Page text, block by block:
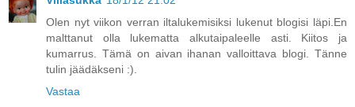
Olen nyt viikon verran iltalukemisiksi lukenut blogisi läpi.En
malttanut olla lukematta alkutaipaleelle asti. Kiitos ja
kumarrus. Tämä on aivan ihanan valloittava blogi. Tänne
tulin jäädäkseni :).
Vastaa